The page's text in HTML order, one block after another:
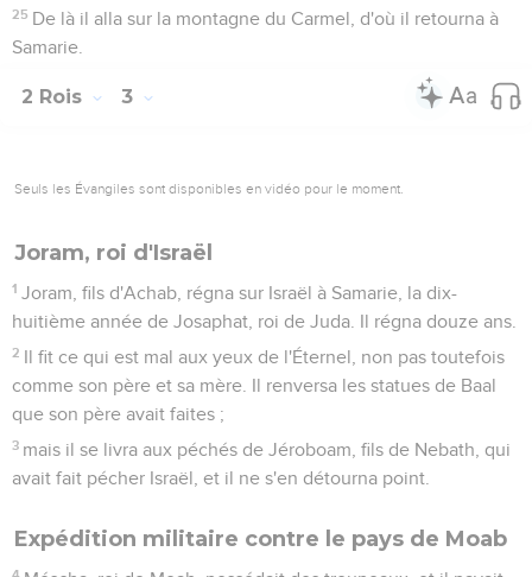
25 De là il alla sur la montagne du Carmel, d'où il retourna à
Samarie.
2 Rois 3
Seuls les Évangiles sont disponibles en vidéo pour le moment.
Joram, roi d'Israël
1 Joram, fils d'Achab, régna sur Israël à Samarie, la dix-
huitième année de Josaphat, roi de Juda. Il régna douze ans.
2 Il fit ce qui est mal aux yeux de l'Éternel, non pas toutefois
comme son père et sa mère. Il renversa les statues de Baal
que son père avait faites ;
3 mais il se livra aux péchés de Jéroboam, fils de Nebath, qui
avait fait pécher Israël, et il ne s'en détourna point.
Expédition militaire contre le pays de Moab
4